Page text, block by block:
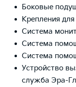
Боковые
Крепления для
Система
Система
Система
Устройство
служба Эра-